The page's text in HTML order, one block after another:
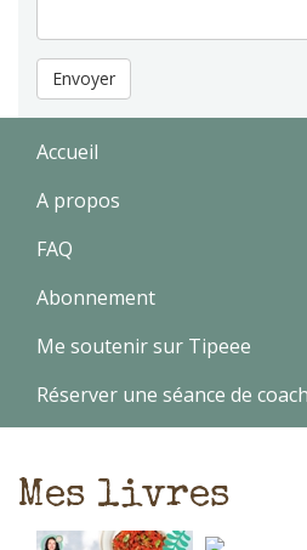
Envoyer
Accueil
A propos
FAQ
Abonnement
Me soutenir sur Tipeee
Réserver une séance de
Mes livres